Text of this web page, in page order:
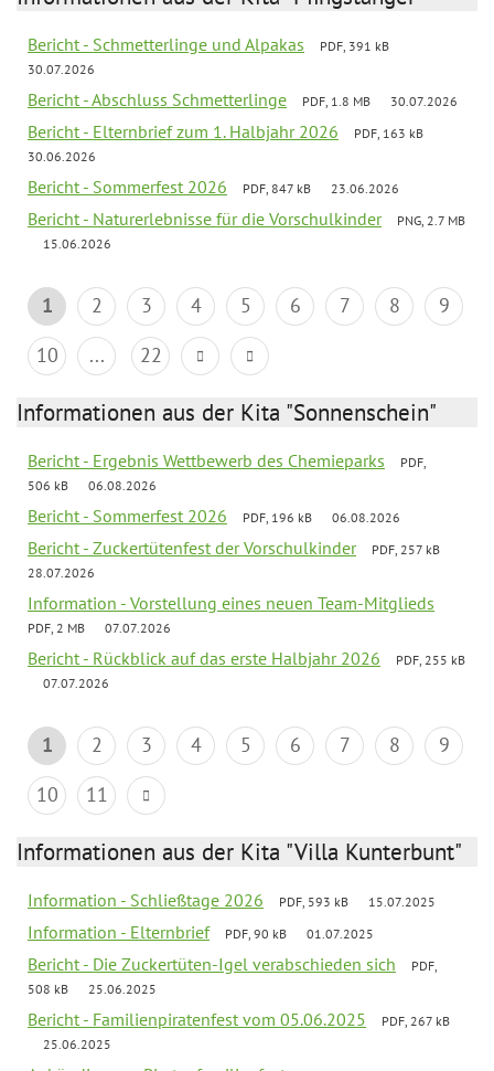
Bericht - Schmetterlinge und Alpakas
PDF, 391 kB
30.07.2026
Bericht - Abschluss Schmetterlinge PDF, 1.8 MB 30.07.2026
Bericht - Elternbrief zum 1. Halbjahr 2026
PDF, 163 kB
30.06.2026
Bericht - Sommerfest 2026 PDF, 847 kB 23.06.2026
Bericht - Naturerlebnisse für die Vorschulkinder
PNG, 2.7 MB
15.06.2026
1 2 3 4 5 6 7 8
9
10
... 22
Informationen aus der Kita "Sonnenschein"
Bericht - Ergebnis Wettbewerb des Chemieparks
PDF,
506 kB
06.08.2026
Bericht - Sommerfest 2026 PDF, 196 kB 06.08.2026
Bericht - Zuckertütenfest der Vorschulkinder
PDF, 257 kB
28.07.2026
Information - Vorstellung eines neuen Team-Mitglieds
PDF, 2 MB 07.07.2026
Bericht - Rückblick auf das erste Halbjahr 2026
PDF, 255 kB
07.07.2026
1 2 3 4 5 6 7 8
9
10
11
Informationen aus der Kita "Villa Kunterbunt"
Information - Schließtage 2026 PDF, 593 kB 15.07.2025
Information - Elternbrief PDF, 90 kB 01.07.2025
Bericht - Die Zuckertüten-Igel verabschieden sich
PDF,
508 kB
25.06.2025
Bericht - Familienpiratenfest vom 05.06.2025
PDF, 267 kB
25.06.2025